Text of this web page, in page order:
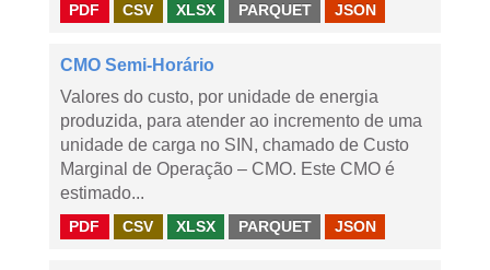
PDF CSV XLSX PARQUET JSON
CMO Semi-Horário
Valores do custo, por unidade de energia
produzida, para atender ao incremento de uma
unidade de carga no SIN, chamado de Custo
Marginal de Operação – CMO. Este CMO é
estimado...
PDF CSV XLSX PARQUET JSON